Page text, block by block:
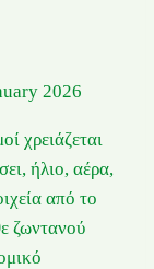
2026
χρειάζεται
ήλιο, αέρα,
από το
ζωντανού